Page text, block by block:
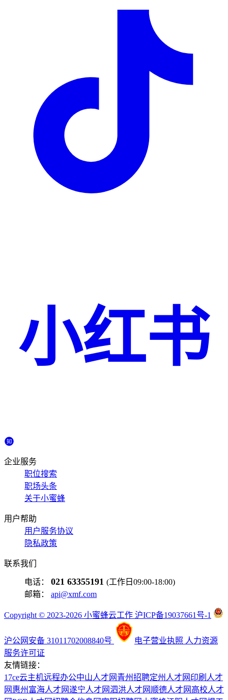
小红书
企业服务
职位搜索
职场头条
关于小蜜蜂
用户帮助
用户服务协议
隐私政策
联系我们
电话： 021 63355191 (工作日09:00-18:00)
邮箱： api@xmf.com
Copyright © 2023-2026 小蜜蜂云工作 沪ICP备19037661号-1
沪公网安备 31011702008840号 电子营业执照 人力资源
服务许可证
友情链接：
17ce云主机远程办公中山人才网 青州招聘定州人才网 印刷人才
网 惠州富海人才网遂宁人才网泗洪人才网 顺德人才网 高校人才